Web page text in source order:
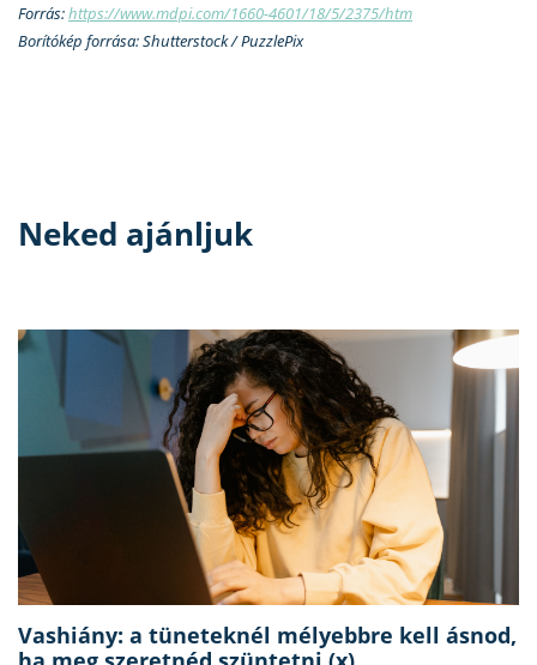
Forrás:https://www.mdpi.com/1660-4601/18/5/2375/htm
Borítókép forrása: Shutterstock / PuzzlePix
Neked ajánljuk
Vashiány: a tüneteknél mélyebbre kell ásnod,